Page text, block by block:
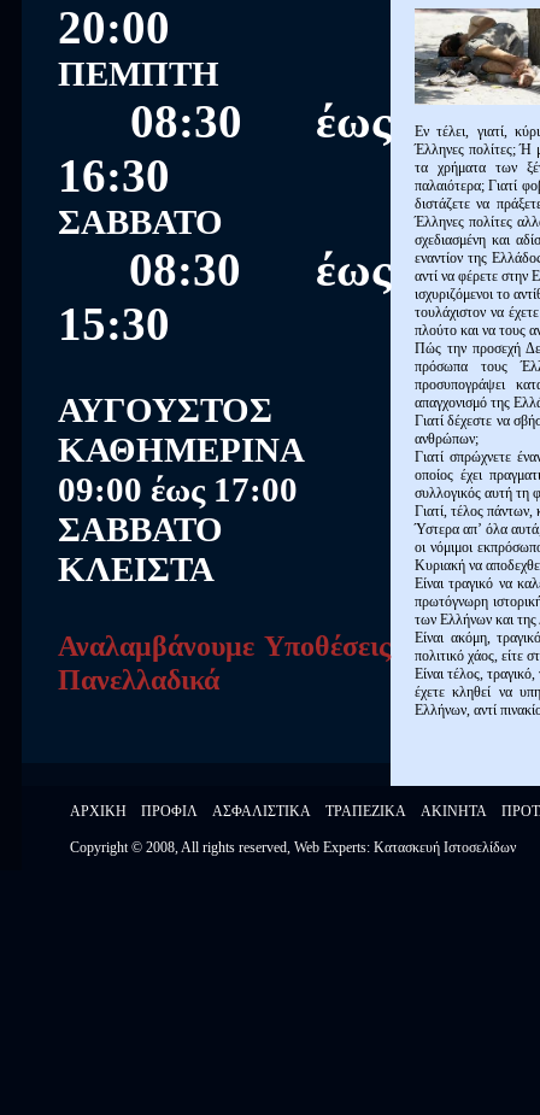
20:00
ΠΕΜΠΤΗ
08:30 έως
16:30
ΣΑΒΒΑΤΟ
08:30 έως
15:30
ΑΥΓΟΥΣΤΟΣ
ΚΑΘΗΜΕΡΙΝΑ
09:00 έως 17:00
ΣΑΒΒΑΤΟ
ΚΛΕΙΣΤΑ
Αναλαμβάνουμε Υποθέσεις
Πανελλαδικά
Εν τέλει, γιατί,
Έλληνες πολίτες; Ή
τα χρήματα των
παλαιότερα; Γιατί
διστάζετε να
Έλληνες πολίτες
σχεδιασμένη και
εναντίον της
αντί να φέρετε στην
ισχυριζόμενοι το
τουλάχιστον να
πλούτο και να τους
Πώς την προσεχή
πρόσωπα τους
προσυπογράψει
απαγχονισμό της
Γιατί δέχεστε να
ανθρώπων;
Γιατί σπρώχνετε
οποίος έχει
συλλογικός αυτή τη
Γιατί, τέλος
Ύστερα απ’ όλα αυτά,
οι νόμιμοι
Κυριακή να
Είναι τραγικό να
πρωτόγνωρη
των Ελλήνων και
Είναι ακόμη,
πολιτικό χάος, είτε
Είναι τέλος,
έχετε κληθεί να
Ελλήνων, αντί
ΑΡΧΙΚΗ ΠΡΟΦΙΛ ΑΣΦΑΛΙΣΤΙΚΑ ΤΡΑΠΕΖΙΚΑ ΑΚΙΝΗΤΑ
Copyright © 2008,All rights reserved, Web Experts: Κατασκευή Ιστοσελίδων